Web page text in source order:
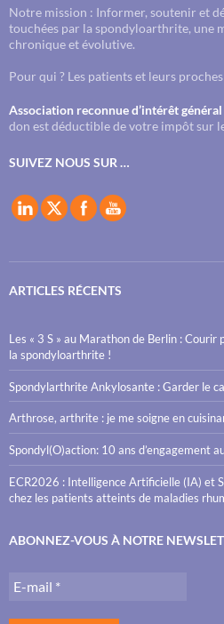
Notre mission : Informer, soutenir et
touchées par la spondyloarthrite, une
chronique et évolutive.
Pour qui ? Les patients et leurs
Association reconnue d’intérêt général
don est déductible de votre impôt sur
SUIVEZ NOUS SUR …
ARTICLES RÉCENTS
Les « 3 S » au Marathon de Berlin :
la spondyloarthrite !
Spondylarthrite Ankylosante : Garder le
Arthrose, arthrite : je me soigne en
Spondyl(O)action: 10 ans d’engagement
ECR2026 : Intelligence Artificielle (IA) et
chez les patients atteints de maladies
ABONNEZ-VOUS À NOTRE